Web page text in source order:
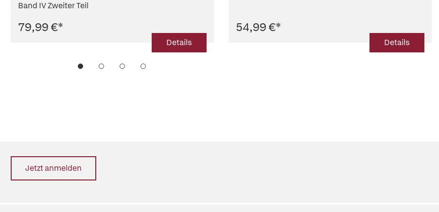
Band IV Zweiter Teil
79,99 €*
Details
54,99 €*
Details
Jetzt anmelden